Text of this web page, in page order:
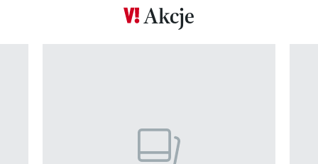
Akcje